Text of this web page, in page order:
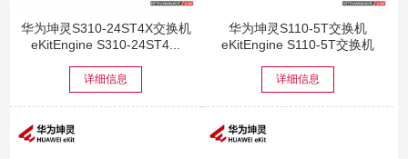
华为坤灵S310-24ST4X交换机
eKitEngine S310-24ST4...
详细信息
华为坤灵S110-5T交换机
eKitEngine S110-5T交换机
详细信息